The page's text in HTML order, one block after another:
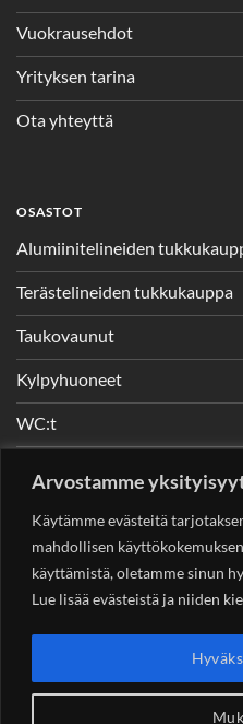
Arvostamme
Käytämme evästeitä
mahdollisen
käyttämistä, oletamme sinun
Lue lisää evästeistä ja niiden
Vuokrausehdot
Yrityksen tarina
Ota yhteyttä
OSASTOT
Alumiinitelineiden
Terästelineiden tukkukauppa
Taukovaunut
Kylpyhuoneet
WC:t
YHTEYSTIEDOT
Helsingin
00890 Helsinki 0400 99 53 63